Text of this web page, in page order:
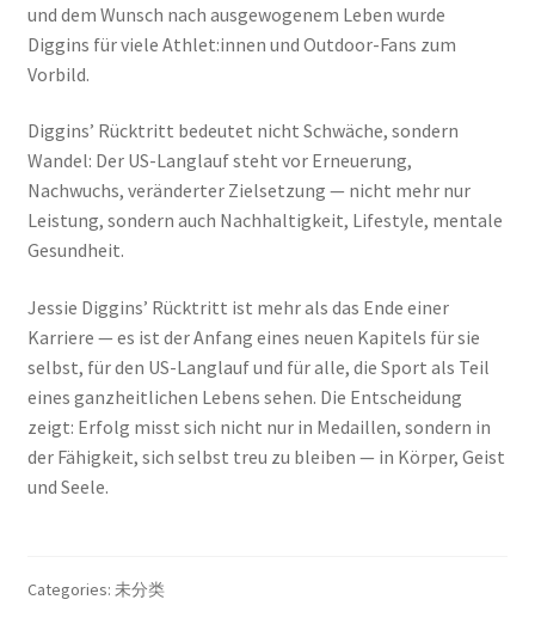
und dem Wunsch nach ausgewogenem Leben wurde
Diggins für viele Athlet:innen und Outdoor-Fans zum
Vorbild.
Diggins’ Rücktritt bedeutet nicht Schwäche, sondern
Wandel: Der US-Langlauf steht vor Erneuerung,
Nachwuchs, veränderter Zielsetzung — nicht mehr nur
Leistung, sondern auch Nachhaltigkeit, Lifestyle, mentale
Gesundheit.
Jessie Diggins’ Rücktritt ist mehr als das Ende einer
Karriere — es ist der Anfang eines neuen Kapitels für sie
selbst, für den US-Langlauf und für alle, die Sport als Teil
eines ganzheitlichen Lebens sehen. Die Entscheidung
zeigt: Erfolg misst sich nicht nur in Medaillen, sondern in
der Fähigkeit, sich selbst treu zu bleiben — in Körper, Geist
und Seele.
Categories: 未分类